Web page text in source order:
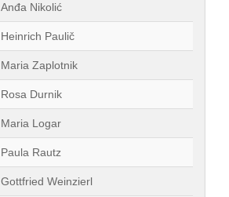
Anđa Nikolić
Heinrich Paulič
Maria Zaplotnik
Rosa Durnik
Maria Logar
Paula Rautz
Gottfried Weinzierl